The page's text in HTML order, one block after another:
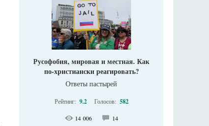
Русофобия, мировая и местная. Как
по-христиански реагировать?
Ответы пастырей
Рейтинг: 9.2 Голосов: 582
14 006 14